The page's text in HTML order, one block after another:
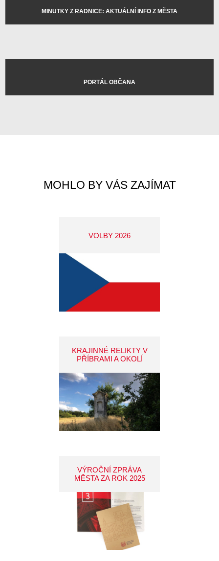
MINUTKY Z RADNICE: AKTUÁLNÍ INFO Z MĚSTA
PORTÁL OBČANA
MOHLO BY VÁS ZAJÍMAT
VOLBY 2026
KRAJINNÉ RELIKTY V
PŘÍBRAMI A OKOLÍ
VÝROČNÍ ZPRÁVA
MĚSTA ZA ROK 2025